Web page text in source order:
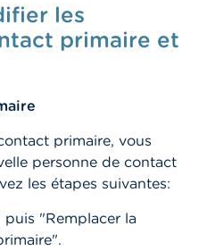
les
primaire et
primaire, vous
personne de contact
les étapes suivantes:
"Remplacer la